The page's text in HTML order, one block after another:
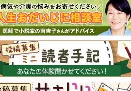
号 好評発売中！
実家の処分から終